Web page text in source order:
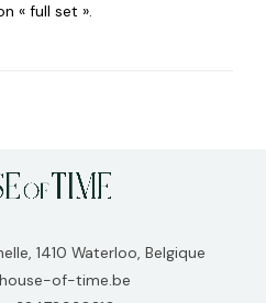
« full set ».
1410 Waterloo, Belgique
of-time.be